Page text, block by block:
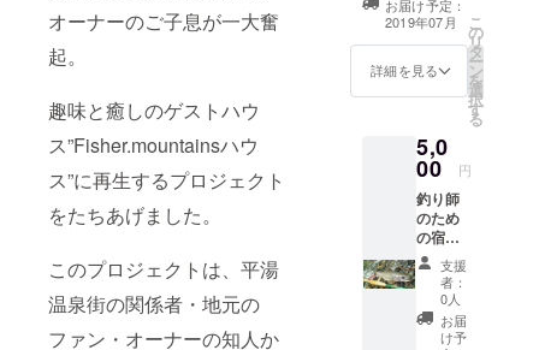
オーナーのご子息が一大奮
起。
趣味と癒しのゲストハウ
ス”Fisher.mountainsハウ
ス”に再生するプロジェクト
をたちあげました。
このプロジェクトは、平湯
温泉街の関係者・地元の
ファン・オーナーの知人か
所在地：
市加木屋町
■財務・税
務・会計
・・・かが
やき税理士
法人
所在地：
愛知県東海
ケット付 ※有効
期限 (２０１９年
７月〜２０２０
年１１月)
お届け予定：
2019年07月
詳細を見る
こ
の
リ
タ
ー
ン
を
選
択
す
る
5,0
00 円
釣り師
のため
の宿泊
セット
●一泊一
名ご宿
泊 ●朝
食サー
支援
者：
0人
お届
け予